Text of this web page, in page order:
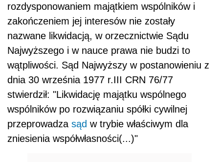
rozdysponowaniem majątkiem wspólników i
zakończeniem jej interesów nie zostały
nazwane likwidacją, w orzecznictwie Sądu
Najwyższego i w nauce prawa nie budzi to
wątpliwości. Sąd Najwyższy w postanowieniu z
dnia 30 września 1977 r.III CRN 76/77
stwierdził: "Likwidację majątku wspólnego
wspólników po rozwiązaniu spółki cywilnej
przeprowadza sąd w trybie właściwym dla
zniesienia współwłasności(...)"